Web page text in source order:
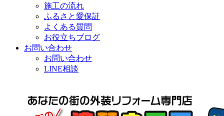
施工の流れ
ふるさと愛保証
よくある質問
お役立ちブログ
お問い合わせ
お問い合わせ
LINE相談